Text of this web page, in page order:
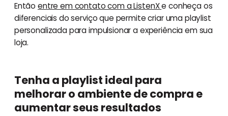
Então entre em contato com a ListenXe conheça os
diferenciais do serviço que permite criar uma playlist
personalizada para impulsionar a experiência em sua
loja.
Tenha a playlist ideal para
melhorar o ambiente de compra e
aumentar seus resultados